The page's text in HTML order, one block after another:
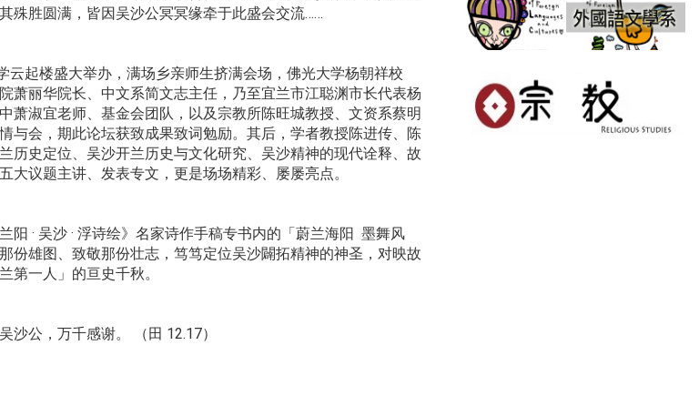
殊胜圆满，皆因吴沙公冥冥缘牵于此盛会交流……
云起楼盛大举办，满场乡亲师生挤满会场，佛光大学杨朝祥校
萧丽华院长、中文系简文志主任，乃至宜兰市江聪渊市长代表杨
萧淑宜老师、基金会团队，以及宗教所陈旺城教授、文资系蔡明
与会，期此论坛获致成果致词勉励。其后，学者教授陈进传、陈
历史定位、吴沙开兰历史与文化研究、吴沙精神的现代诠释、故
议题主讲、发表专文，更是场场精彩、屡屡亮点。
· 吴沙 · 浮诗绘》名家诗作手稿专书内的「蔚兰海阳 墨舞风
份雄图、致敬那份壮志，笃笃定位吴沙闢拓精神的神圣，对映故
第一人」的亘史千秋。
公，万千感谢。 （田 12.17）